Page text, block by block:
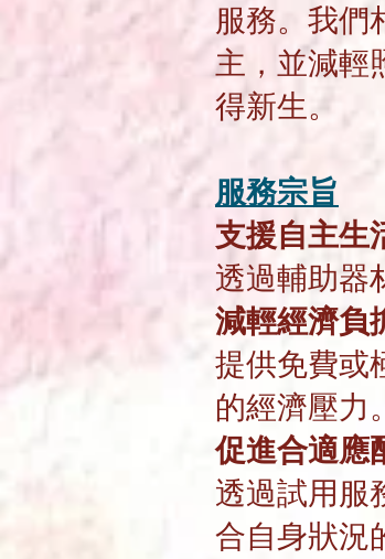
服務。我們
主，並減輕
得新生。
服務宗旨
支援自主生
透過輔助器
減輕經濟負
提供免費或
的經濟壓力
促進合適應
透過試用服
合自身狀況